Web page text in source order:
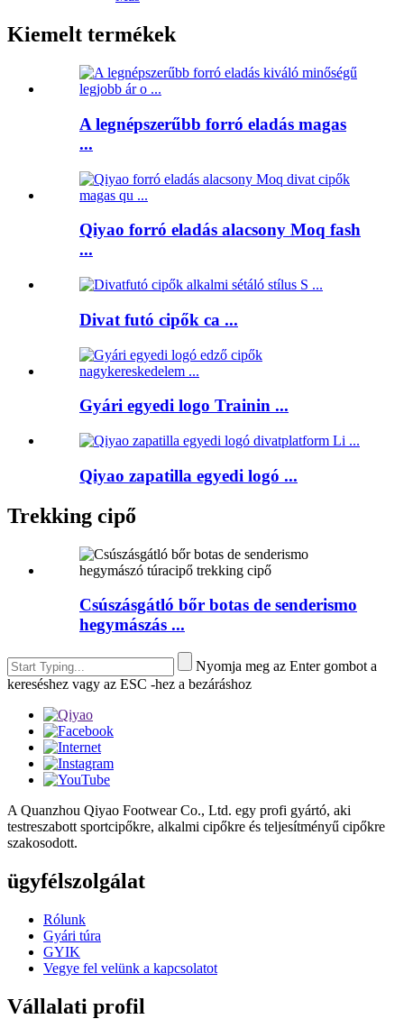
Kiemelt termékek
A legnépszerűbb forró eladás magas
...
Qiyao forró eladás alacsony Moq fash
...
Divat futó cipők ca ...
Gyári egyedi logo Trainin ...
Qiyao zapatilla egyedi logó ...
Trekking cipő
Csúszásgátló bőr botas de senderismo
hegymászás ...
Nyomja meg az Enter gombot a
kereséshez vagy az ESC -hez a bezáráshoz
A Quanzhou Qiyao Footwear Co., Ltd. egy profi gyártó, aki
testreszabott sportcipőkre, alkalmi cipőkre és teljesítményű cipőkre
szakosodott.
ügyfélszolgálat
Rólunk
Gyári túra
GYIK
Vegye fel velünk a kapcsolatot
Vállalati profil